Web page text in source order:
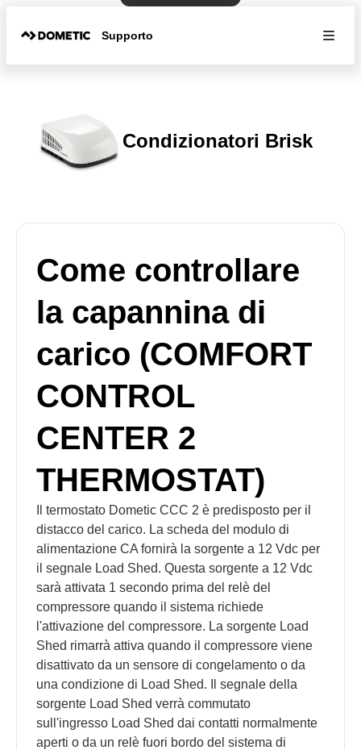
Supporto
Condizionatori Brisk
Come controllare
la capannina di
carico (COMFORT
CONTROL
CENTER 2
THERMOSTAT)
Il termostato Dometic CCC 2 è predisposto per il
distacco del carico. La scheda del modulo di
alimentazione CA fornirà la sorgente a 12 Vdc per
il segnale Load Shed. Questa sorgente a 12 Vdc
sarà attivata 1 secondo prima del relè del
compressore quando il sistema richiede
l'attivazione del compressore. La sorgente Load
Shed rimarrà attiva quando il compressore viene
disattivato da un sensore di congelamento o da
una condizione di Load Shed. Il segnale della
sorgente Load Shed verrà commutato
sull'ingresso Load Shed dai contatti normalmente
aperti o da un relè fuori bordo del sistema di